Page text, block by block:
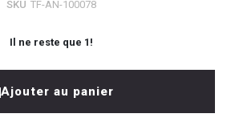
SKU TF-AN-100078
Il ne reste que 1 !
Ajouter au panier